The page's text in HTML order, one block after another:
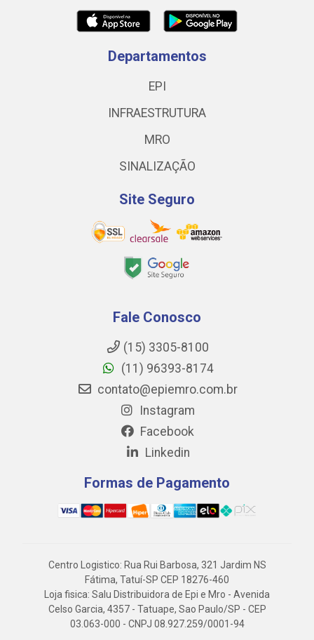
Departamentos
EPI
INFRAESTRUTURA
MRO
SINALIZAÇÃO
Site Seguro
Fale Conosco
(15) 3305-8100
(11) 96393-8174
contato@epiemro.com.br
Instagram
Facebook
Linkedin
Formas de Pagamento
Centro Logistico: Rua Rui Barbosa, 321 Jardim NS
Fátima, Tatuí-SP CEP 18276-460
Loja fisica: Salu Distribuidora de Epi e Mro - Avenida
Celso Garcia, 4357 - Tatuape, Sao Paulo/SP - CEP
03.063-000 - CNPJ 08.927.259/0001-94